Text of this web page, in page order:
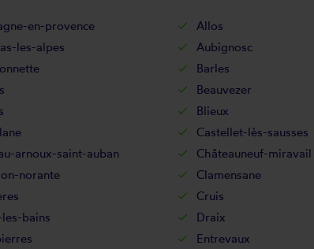
en-provence Allos
les-alpes Aubignosc
Barles
Beauvezer
Blieux
Castellet-lès-sausses
arnoux-saint-auban Châteauneuf-miravail
norante Clamensane
Cruis
bains Draix
Entrevaux